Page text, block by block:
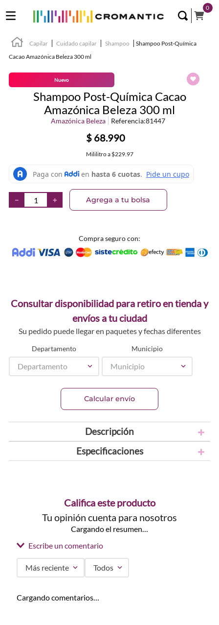
0
Capilar Cuidado capilar Shampoo
Shampoo Post-Química
Cacao Amazónica Beleza 300 ml
Nuevo
Shampoo Post-Química Cacao
Amazónica Beleza 300 ml
Amazónica Beleza Referencia:81447
$ 68.990
Mililitroa $229.97
＋
－ Agrega a tu bolsa
Compra seguro con:
Consultar disponibilidad para retiro en tienda y
envíos a tu ciudad
Su pedido puede llegar en paquetes y fechas diferentes
Departamento
Departamento
Municipio
Municipio
Calcular envío
Descripción
Especificaciones
Califica este producto
Tu opinión cuenta para nosotros
Cargando el resumen…
Escribe un comentario
Más reciente Todos
Cargando comentarios…